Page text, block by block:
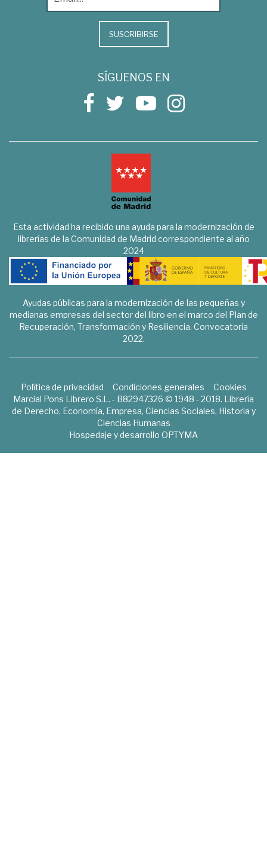
SUSCRIBIRSE
SÍGUENOS EN
Esta actividad ha recibido una ayuda para la modernización de
librerías de la Comunidad de Madrid correspondiente al año
2024
Ayudas públicas para la modernización de las pequeñas y
medianas empresas del sector del libro en el marco del Plan de
Recuperación, Transformación y Resiliencia. Convocatoria
2022.
Política de privacidad Condiciones generales
Cookies
Marcial Pons Librero S.L. - B82947326 © 1948 - 2018. Librería
de Derecho, Economía, Empresa, Ciencias Sociales, Historia y
Ciencias Humanas
Hospedaje y desarrollo OPTYMA